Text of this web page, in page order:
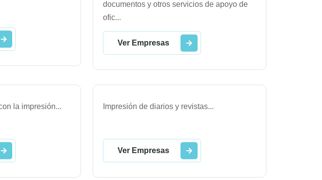
documentos y otros servicios de apoyo de
ofic...
Ver Empresas
la impresión... Impresión de diarios y revistas...
Ver Empresas